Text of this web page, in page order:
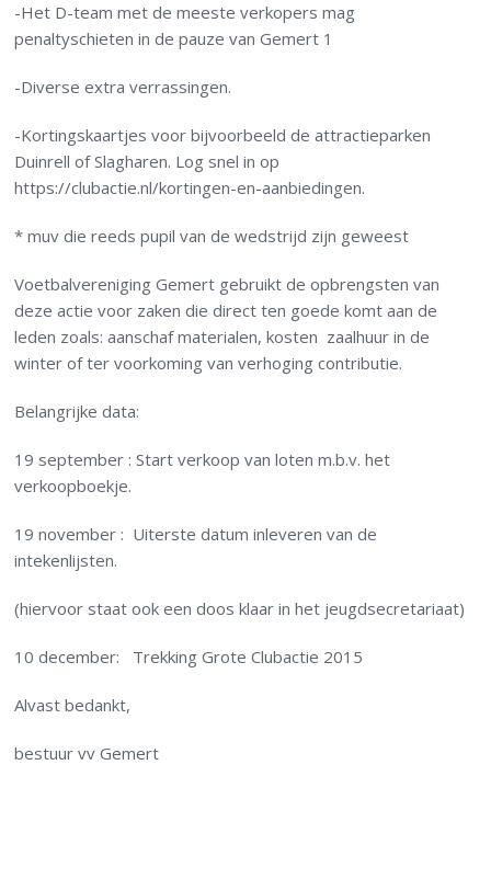
-Het D-team met de meeste verkopers mag
penaltyschieten in de pauze van Gemert 1
-Diverse extra verrassingen.
-Kortingskaartjes voor bijvoorbeeld de attractieparken
Duinrell of Slagharen. Log snel in op
https://clubactie.nl/kortingen-en-aanbiedingen.
* muv die reeds pupil van de wedstrijd zijn geweest
Voetbalvereniging Gemert gebruikt de opbrengsten van
deze actie voor zaken die direct ten goede komt aan de
leden zoals: aanschaf materialen, kosten zaalhuur in de
winter of ter voorkoming van verhoging contributie.
Belangrijke data:
19 september : Start verkoop van loten m.b.v. het
verkoopboekje.
19 november : Uiterste datum inleveren van de
intekenlijsten.
(hiervoor staat ook een doos klaar in het jeugdsecretariaat)
10 december: Trekking Grote Clubactie 2015
Alvast bedankt,
bestuur vv Gemert